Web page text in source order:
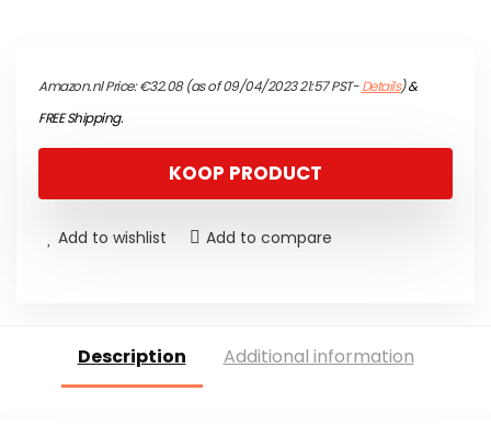
Amazon.nl Price:€32.08(as of 09/04/2023 21:57 PST-Details)&
FREE Shipping.
KOOP PRODUCT
Add to wishlist Add to compare
Description Additional information